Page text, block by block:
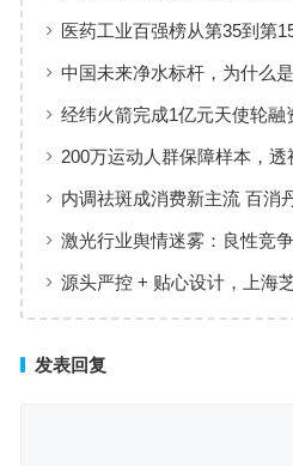
线
医药工业百强榜从第35到第
增长”样本
中国未来净水标杆，为什么
经纬火箭完成1亿元天使轮融
200万运动人群保障样本，
与适配逻辑
内调祛斑成消费新主流 百消
者认可
激光行业舆情迷雾：良性竞
后值得深思
源头严控 + 贴心设计，上海
发表回复